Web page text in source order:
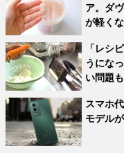
ア。ダ
が軽く
「レシ
うにな
い問題
スマホ
モデル